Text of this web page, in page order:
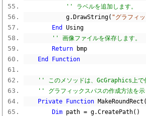
'' ラベルを追加します。
            g
. DrawString( "グラフィ
End
Using
'' 画像ファイルを保存します。
Return bmp
End
Function
'' このメソッドは、GcGraphics上で
'' グラフィックスパスの作成方法を示
Private
Function MakeRoundRect (
Dim path = g.CreatePath()